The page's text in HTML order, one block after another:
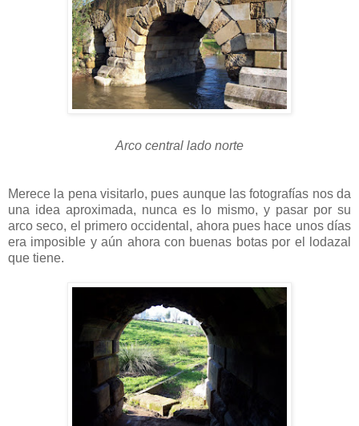
Arco central lado norte
Merece la pena visitarlo, pues aunque las fotografías nos da
una idea aproximada, nunca es lo mismo, y pasar por su
arco seco, el primero occidental, ahora pues hace unos días
era imposible y aún ahora con buenas botas por el lodazal
que tiene.